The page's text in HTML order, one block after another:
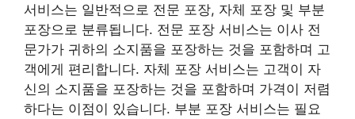
서비스는 일반적으로 전문 포장, 자체 포장 및 부분
포장으로 분류됩니다. 전문 포장 서비스는 이사 전
문가가 귀하의 소지품을 포장하는 것을 포함하며 고
객에게 편리합니다. 자체 포장 서비스는 고객이 자
신의 소지품을 포장하는 것을 포함하며 가격이 저렴
하다는 이점이 있습니다. 부분 포장 서비스는 필요